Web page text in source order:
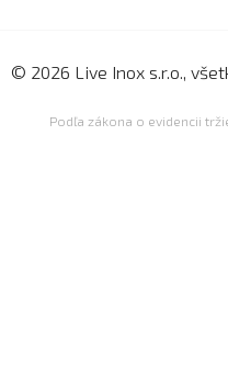
© 2026 Live Inox s.r.o.,
Podľa zákona o evidencii